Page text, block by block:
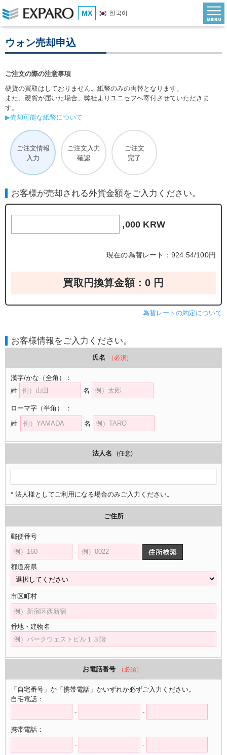
MX 한국어
ウォン売却申込
ご注文の際の注意事項
硬貨の買取はしておりません。紙幣のみの両替となります。
また、硬貨が届いた場合、弊社よりユニセフへ寄付させていただきま
す。
▶売却可能な紙幣について
ご注文情報
入力
ご注文入力
確認
ご注文
完了
お客様が売却される外貨金額をご入力ください。
,000 KRW
現在の為替レート：924.54/100円
買取円換算金額： 0 円
為替レートの約定について
お客様情報をご入力ください。
氏名 （必須）
漢字/かな （全角）
：
姓
名
ローマ字 （半角）
：
姓
名
法人名 (任意)
* 法人様としてご利用になる場合のみご入力ください。
ご住所
郵便番号
-
都道府県
市区町村
番地・建物名
お電話番号 （必須）
「自宅番号」か「携帯電話」かいずれか必ずご入力ください。
自宅電話：
-
-
携帯電話：
-
-